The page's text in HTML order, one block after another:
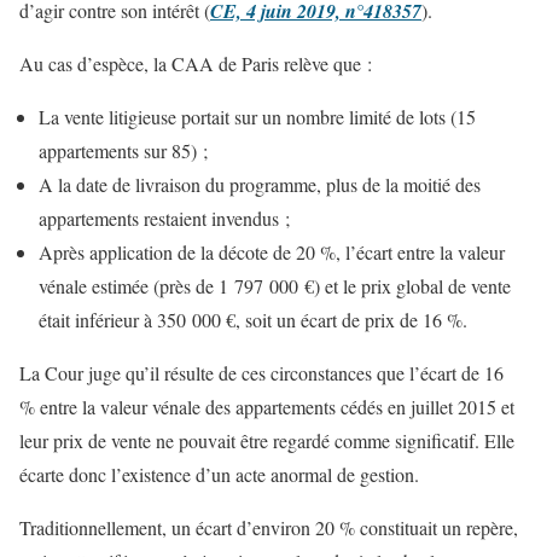
d’agir contre son intérêt (CE, 4 juin 2019, n°418357).
Au cas d’espèce, la CAA de Paris relève que :
La vente litigieuse portait sur un nombre limité de lots (15
appartements sur 85) ;
A la date de livraison du programme, plus de la moitié des
appartements restaient invendus ;
Après application de la décote de 20 %, l’écart entre la valeur
vénale estimée (près de 1 797 000 €) et le prix global de vente
était inférieur à 350 000 €, soit un écart de prix de 16 %.
La Cour juge qu’il résulte de ces circonstances que l’écart de 16
% entre la valeur vénale des appartements cédés en juillet 2015 et
leur prix de vente ne pouvait être regardé comme significatif. Elle
écarte donc l’existence d’un acte anormal de gestion.
Traditionnellement, un écart d’environ 20 % constituait un repère,